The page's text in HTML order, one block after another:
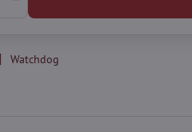
Watchdog